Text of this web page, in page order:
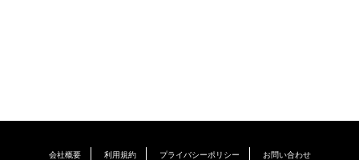
会社概要 利用規約 プライバシーポリシー お問い合わせ